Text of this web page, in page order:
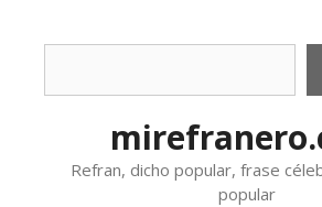
Refran, dicho popular, frase
popular